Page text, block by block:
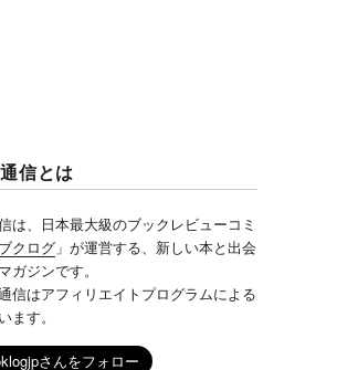
信とは
は、日本最大級のブックレビューコミ
ブクログ 」が運営する、新しい本と出会
ガジンです。
信はアフィリエイトプログラムによる
ます。